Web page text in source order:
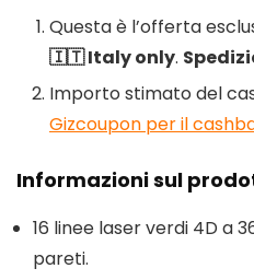
Questa è l’offerta
🇮🇹 Italy only.
Importo stimato del
Gizcoupon per il
Informazioni sul
16 linee laser verdi 4D a
pareti.